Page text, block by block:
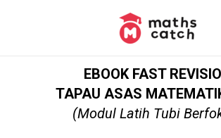
EBOOK FAST
TAPAU ASAS
(Modul Latih Tubi